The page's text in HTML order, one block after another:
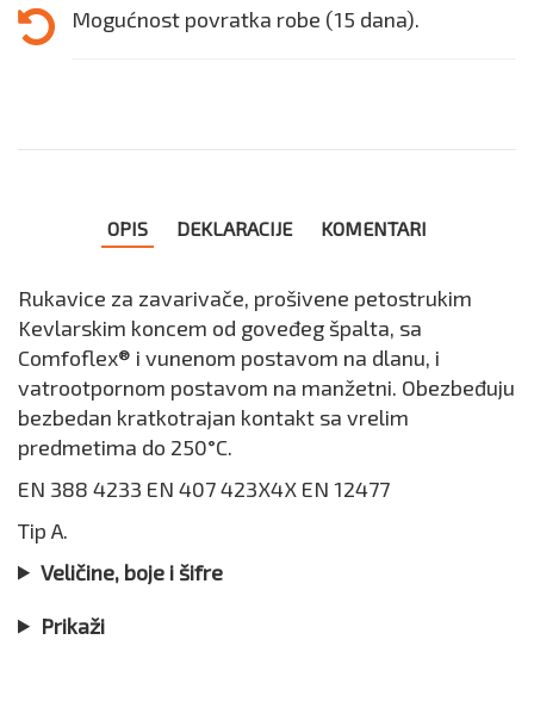
Mogućnost povratka robe (15 dana).
OPIS DEKLARACIJE KOMENTARI
Rukavice za zavarivače, prošivene petostrukim
Kevlarskim koncem od goveđeg špalta, sa
Comfoflex® i vunenom postavom na dlanu, i
vatrootpornom postavom na manžetni. Obezbeđuju
bezbedan kratkotrajan kontakt sa vrelim
predmetima do 250°C.
EN 388 4233 EN 407 423X4X EN 12477
Tip A.
Veličine, boje i šifre
Prikaži